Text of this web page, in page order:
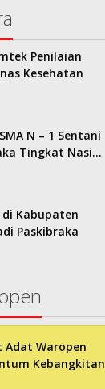
Penilaian
Kesehatan
N – 1 Sentani
Tingkat Nasi…
di Kabupaten
Paskibraka
Adat Waropen
Kebangkitan